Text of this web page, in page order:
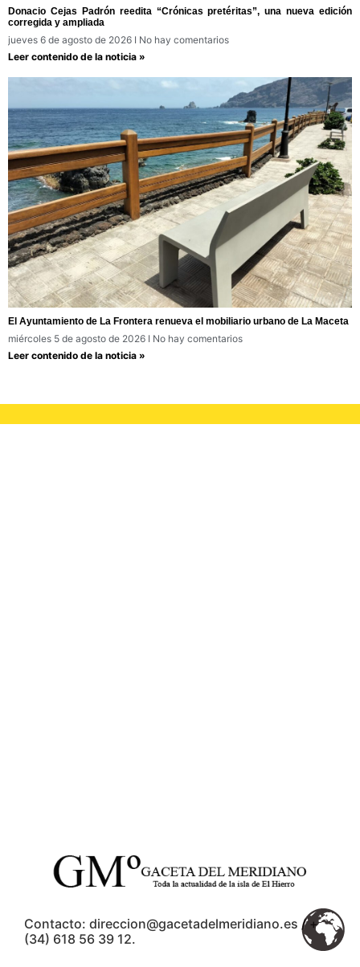
Donacio Cejas Padrón reedita “Crónicas pretéritas”, una nueva edición
corregida y ampliada
jueves 6 de agosto de 2026
No hay comentarios
Leer contenido de la noticia »
El Ayuntamiento de La Frontera renueva el mobiliario urbano de La Maceta
miércoles 5 de agosto de 2026
No hay comentarios
Leer contenido de la noticia »
Contacto: direccion@gacetadelmeridiano.es / +
(34) 618 56 39 12.